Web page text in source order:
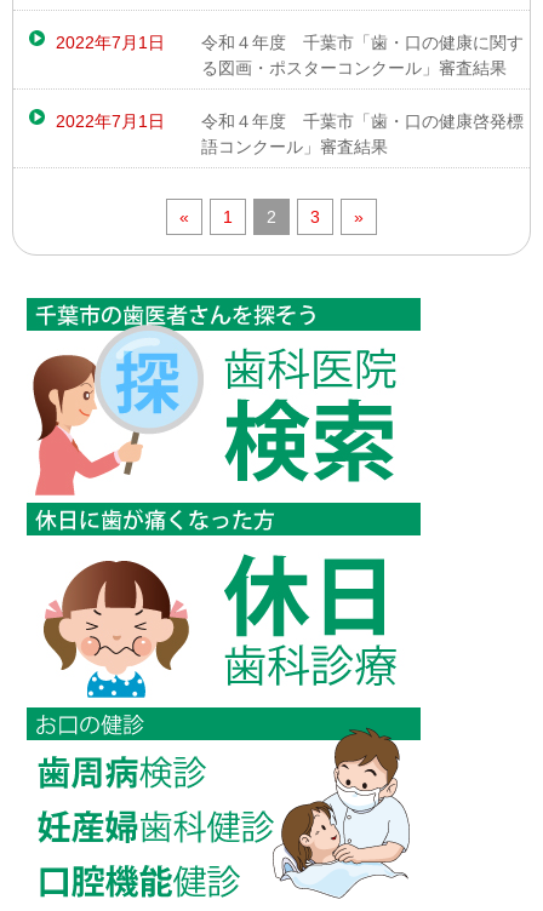
2022年7月1日
令和４年度 千葉市「歯・口の健康に関す
る図画・ポスターコンクール」審査結果
2022年7月1日
令和４年度 千葉市「歯・口の健康啓発標
語コンクール」審査結果
« 1 2 3 »